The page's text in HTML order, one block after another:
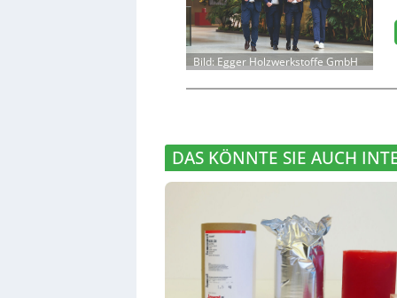
Bild: Egger Holzwerkstoffe GmbH
DAS KÖNNTE SIE AUCH